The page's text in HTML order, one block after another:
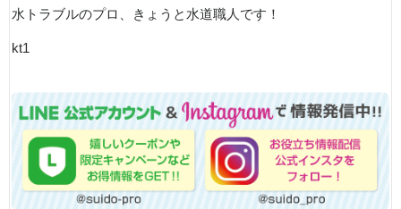
水トラブルのプロ、きょうと水道職人です！
kt1